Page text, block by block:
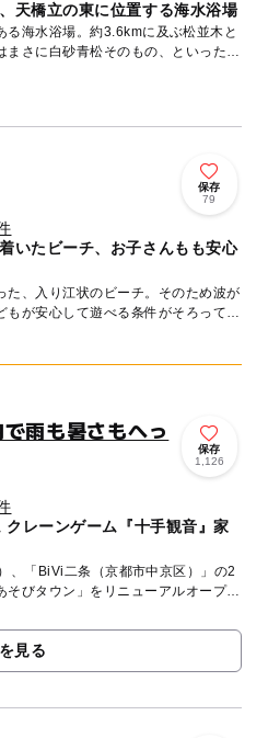
天橋立の東に位置する海水浴場
る海水浴場。約3.6kmに及ぶ松並木と
まさに白砂青松そのもの、といったと
保存
79
いたビーチ、お子さんもも安心
た、入り江状のビーチ。そのため波が
もが安心して遊べる条件がそろってい
楽しめる穴場スポットとしても評判
雨も暑さもへっ
保存
1,126
レーンゲーム『十手観音』家
、「BiVi二条（京都市中京区）」の2
そびタウン」をリニューアルオープン
見る